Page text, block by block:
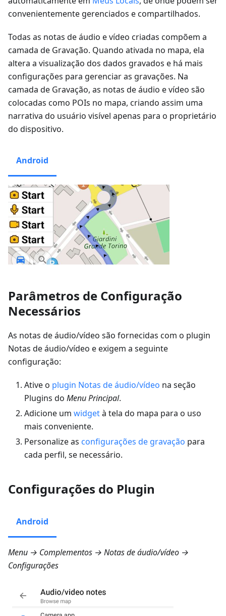
convenientemente gerenciados e compartilhados.
Todas as notas de áudio e vídeo criadas compõem a
camada de Gravação. Quando ativada no mapa, ela
altera a visualização dos dados gravados e há mais
configurações para gerenciar as gravações. Na
camada de Gravação, as notas de áudio e vídeo são
colocadas como POIs no mapa, criando assim uma
narrativa do usuário visível apenas para o proprietário
do dispositivo.
Android
Parâmetros de Configuração
Necessários
As notas de áudio/vídeo são fornecidas com o plugin
Notas de áudio/vídeo e exigem a seguinte
configuração:
Ative o plugin Notas de áudio/vídeo na seção
Plugins do Menu Principal.
Adicione um widgetà tela do mapa para o uso
mais conveniente.
Personalize as configurações de gravação para
cada perfil, se necessário.
Configurações do Plugin
Android
Menu → Complementos → Notas de áudio/vídeo →
Configurações